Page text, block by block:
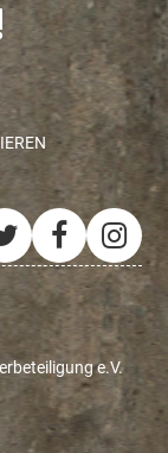
Twitter
e.V.